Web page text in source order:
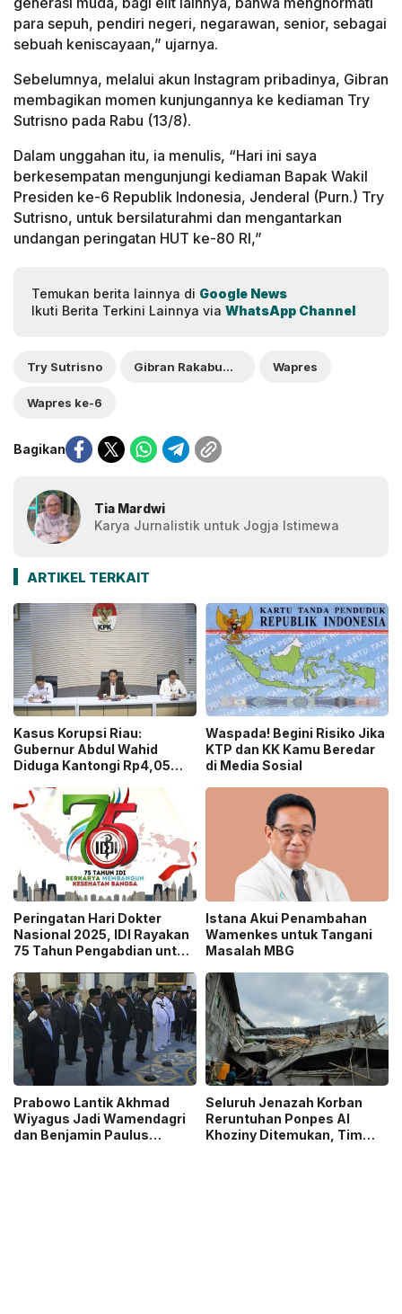
para sepuh, pendiri negeri, negarawan, senior, sebagai
sebuah keniscayaan,” ujarnya.
Sebelumnya, melalui akun Instagram pribadinya, Gibran
membagikan momen kunjungannya ke kediaman Try
Sutrisno pada Rabu (13/8).
Dalam unggahan itu, ia menulis, “Hari ini saya
berkesempatan mengunjungi kediaman Bapak Wakil
Presiden ke-6 Republik Indonesia, Jenderal (Purn.) Try
Sutrisno, untuk bersilaturahmi dan mengantarkan
undangan peringatan HUT ke-80 RI,”
Temukan berita lainnya di Google News
Ikuti Berita Terkini Lainnya via WhatsApp Channel
Try Sutrisno Gibran Rakabuming Raka Wapres
Wapres ke-6
Bagikan
Tia Mardwi
Karya Jurnalistik untuk Jogja Istimewa
ARTIKEL TERKAIT
Kasus Korupsi Riau:
Gubernur Abdul Wahid
Diduga Kantongi Rp4,05
Waspada! Begini Risiko Jika
KTP dan KK Kamu Beredar
di Media Sosial
Peringatan Hari Dokter
Nasional 2025, IDI Rayakan
75 Tahun Pengabdian untuk
Istana Akui Penambahan
Wamenkes untuk Tangani
Masalah MBG
Prabowo Lantik Akhmad
Wiyagus Jadi Wamendagri
dan Benjamin Paulus
Seluruh Jenazah Korban
Reruntuhan Ponpes Al
Khoziny Ditemukan, Tim